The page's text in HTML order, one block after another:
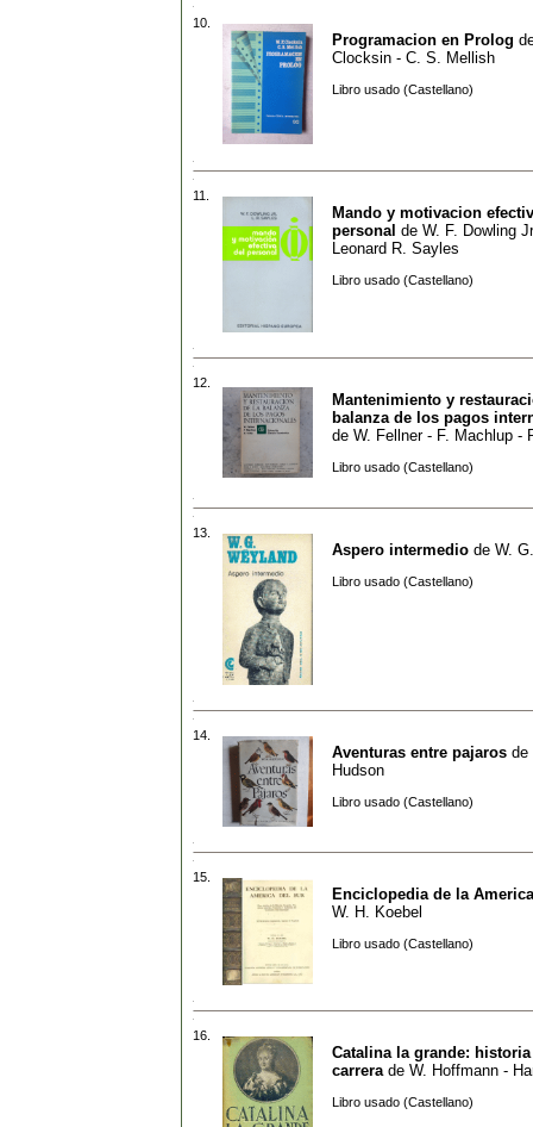
10.
Programacion en Prolog
Clocksin - C. S. Mellish
Libro usado (Castellano)
11.
Mando y motivacion
personal de W. F. Dowling
Leonard R. Sayles
Libro usado (Castellano)
12.
Mantenimiento y
balanza de los pagos
de W. Fellner - F. Machlup -
Libro usado (Castellano)
13.
Aspero intermedio de W.
Libro usado (Castellano)
14.
Aventuras entre pajaros de
Hudson
Libro usado (Castellano)
15.
Enciclopedia de la
W. H. Koebel
Libro usado (Castellano)
16.
Catalina la grande:
carrera de W. Hoffmann -
Libro usado (Castellano)